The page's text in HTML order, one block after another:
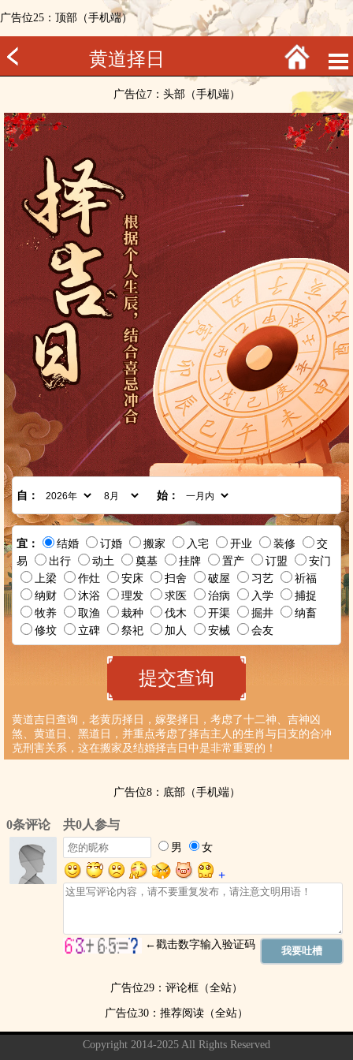
广告位25：顶部（手机端）
黄道择日
广告位7：头部（手机端）
自： 始：
宜： 结婚 订婚 搬家 入宅 开业 装修
交
易
出行 动土 奠基 挂牌 置产 订盟
安门
上梁
作灶 安床 扫舍 破屋 习艺
祈福
纳财
沐浴 理发 求医 治病 入学
捕捉
牧养
取渔 栽种 伐木 开渠 掘井
纳畜
修坟
立碑 祭祀 加人 安械 会友
黄道吉日查询，老黄历择日，嫁娶择日，考虑了十二神、吉神凶
煞、黄道日、黑道日，并重点考虑了择吉主人的生肖与日支的合冲
克刑害关系，这在搬家及结婚择吉日中是非常重要的！
广告位8：底部（手机端）
广告位29：评论框（全站）
广告位30：推荐阅读（全站）
Copyright 2014-2025 All Rights Reserved